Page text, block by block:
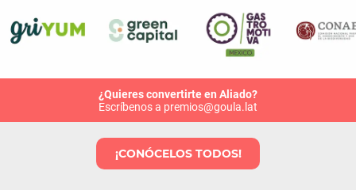
¿Quieres convertirte en Aliado?
Escríbenos a premios@goula.lat
¡CONÓCELOS TODOS!